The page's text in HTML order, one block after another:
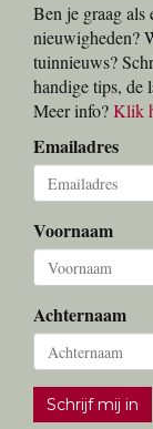
Ben je graag als
nieuwigheden?
tuinnieuws?
handige tips, de
Meer info?Klik
Emailadres
Voornaam
Achternaam
Schrijf mij in